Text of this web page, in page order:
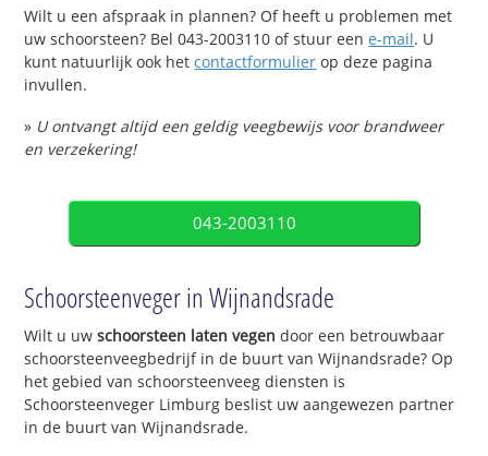
Wilt u een afspraak in plannen? Of heeft u problemen met
uw schoorsteen? Bel 043-2003110 of stuur eene-mail. U
kunt natuurlijk ook hetcontactformulier op deze pagina
invullen.
» U ontvangt altijd een geldig veegbewijs voor brandweer
en verzekering!
043-2003110
Schoorsteenveger in Wijnandsrade
Wilt u uwschoorsteen laten vegen door een betrouwbaar
schoorsteenveegbedrijf in de buurt van Wijnandsrade? Op
het gebied van schoorsteenveeg diensten is
Schoorsteenveger Limburg beslist uw aangewezen partner
in de buurt van Wijnandsrade.